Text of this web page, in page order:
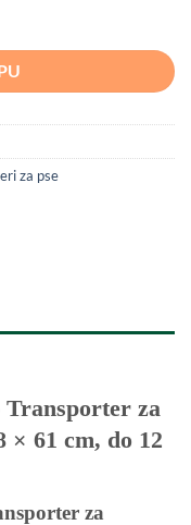
količina
za pse
za
× 61 cm, do 12
za